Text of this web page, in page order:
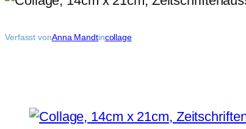
Verfasst vonAnna Mandtincollage